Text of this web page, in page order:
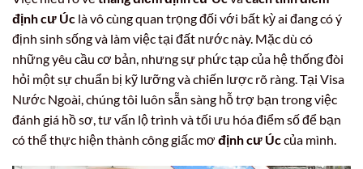
định cư Úc là vô cùng quan trọng đối với bất kỳ ai đang có ý
định sinh sống và làm việc tại đất nước này. Mặc dù có
những yêu cầu cơ bản, nhưng sự phức tạp của hệ thống đòi
hỏi một sự chuẩn bị kỹ lưỡng và chiến lược rõ ràng. Tại Visa
Nước Ngoài, chúng tôi luôn sẵn sàng hỗ trợ bạn trong việc
đánh giá hồ sơ, tư vấn lộ trình và tối ưu hóa điểm số để bạn
có thể thực hiện thành công giấc mơ định cư Úccủa mình.